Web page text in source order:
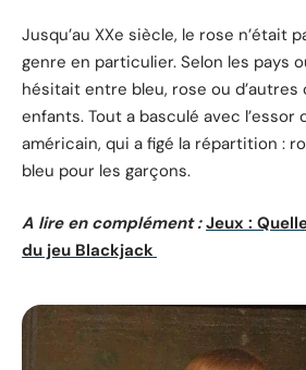
Jusqu’au XXe siècle, le rose n’était
genre en particulier. Selon les pays
hésitait entre bleu, rose ou d’autres
enfants. Tout a basculé avec l’essor
américain, qui a figé la répartition :
bleu pour les garçons.
A lire en complément : Jeux :
du jeu Blackjack